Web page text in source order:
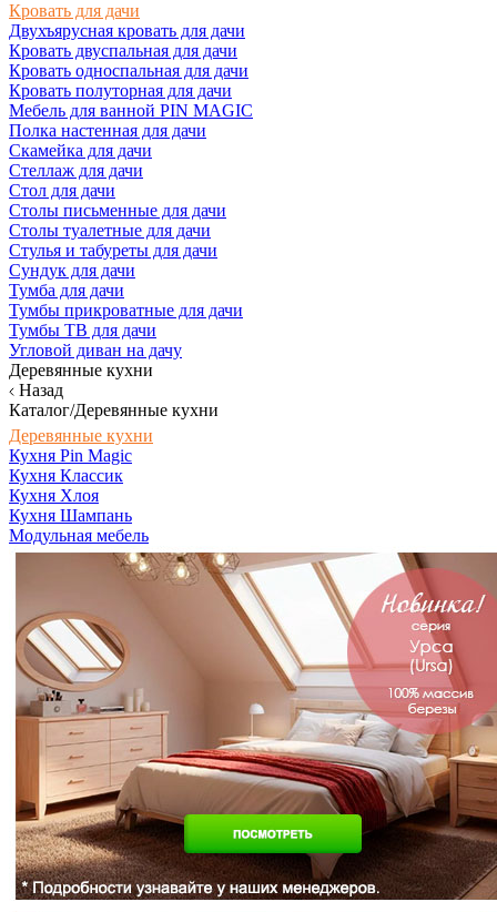
Кровать для дачи
Двухъярусная кровать для дачи
Кровать двуспальная для дачи
Кровать односпальная для дачи
Кровать полуторная для дачи
Мебель для ванной PIN MAGIC
Полка настенная для дачи
Скамейка для дачи
Стеллаж для дачи
Стол для дачи
Столы письменные для дачи
Столы туалетные для дачи
Стулья и табуреты для дачи
Сундук для дачи
Тумба для дачи
Тумбы прикроватные для дачи
Тумбы ТВ для дачи
Угловой диван на дачу
Деревянные кухни
Назад
Каталог/Деревянные кухни
Деревянные кухни
Кухня Pin Magic
Кухня Классик
Кухня Хлоя
Кухня Шампань
Модульная мебель